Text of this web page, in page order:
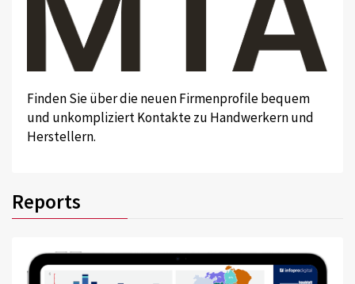
Finden Sie über die neuen Firmenprofile bequem
und unkompliziert Kontakte zu Handwerkern und
Herstellern.
Reports